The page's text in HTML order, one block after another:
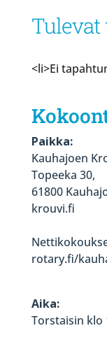
<li>Ei
Paikka:
Kauhajoen
Topeeka 30,
61800
krouvi.fi
rotary.fi/
Aika:
Torstaisin klo